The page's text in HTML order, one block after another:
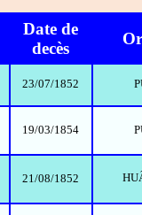
Date de
decès
23/07/1852
19/03/1854
21/08/1852